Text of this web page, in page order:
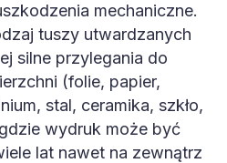
mechaniczne.
tuszy utwardzanych
silne przylegania do
(folie, papier,
stal, ceramika, szkło,
wydruk może być
lat nawet na zewnątrz